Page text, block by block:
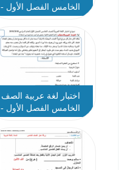
الخامس الفصل الأول -
اختبار لغة عربية الصف
الخامس الفصل الأول -